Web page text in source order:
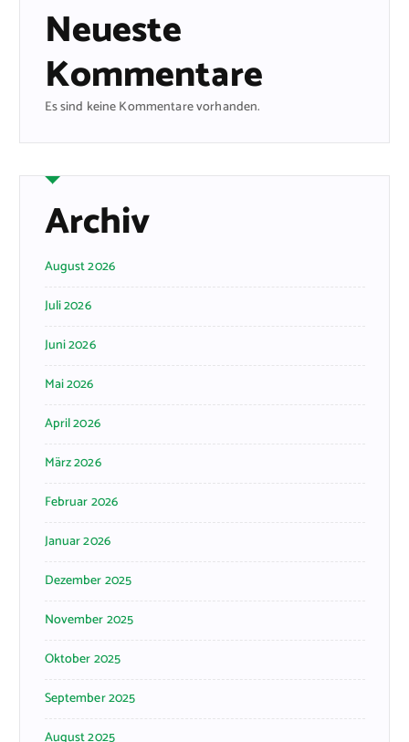
Neueste
Kommentare
Es sind keine Kommentare vorhanden.
Archiv
August 2026
Juli 2026
Juni 2026
Mai 2026
April 2026
März 2026
Februar 2026
Januar 2026
Dezember 2025
November 2025
Oktober 2025
September 2025